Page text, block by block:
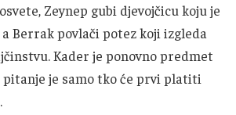
Zeynep gubi djevojčicu koju je
a Berrak povlači potez koji izgleda
Kader je ponovno predmet
pitanje je samo tko će prvi platiti